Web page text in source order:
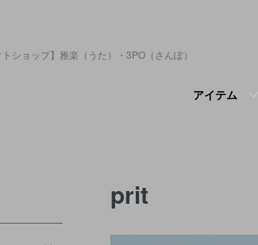
ショップ】雅楽（うた）・3PO（さんぽ）
アイテム
prit